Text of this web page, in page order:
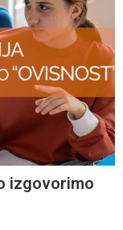
izgovorimo